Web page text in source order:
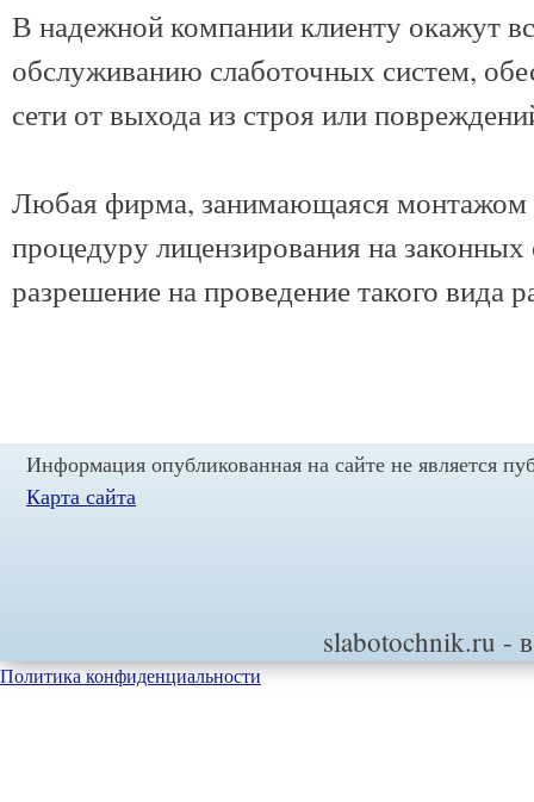
В надежной компании клиенту окажут
обслуживанию слаботочных систем,
сети от выхода из строя или
Любая фирма, занимающаяся монтажом
процедуру лицензирования на
разрешение на проведение такого вида
Информация опубликованная на сайте не является
Карта сайта
slabotochnik.ru -
Политика конфиденциальности